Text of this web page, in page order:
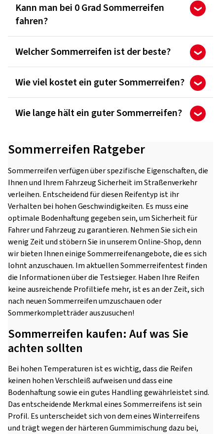
Kann man bei 0 Grad Sommerreifen
fahren?
Welcher Sommerreifen ist der beste?
Wie viel kostet ein guter Sommerreifen?
Wie lange hält ein guter Sommerreifen?
Sommerreifen Ratgeber
Sommerreifen verfügen über spezifische Eigenschaften, die
Ihnen und Ihrem Fahrzeug Sicherheit im Straßenverkehr
verleihen. Entscheidend für diesen Reifentyp ist ihr
Verhalten bei hohen Geschwindigkeiten. Es muss eine
optimale Bodenhaftung gegeben sein, um Sicherheit für
Fahrer und Fahrzeug zu garantieren. Nehmen Sie sich ein
wenig Zeit und stöbern Sie in unserem Online-Shop, denn
wir bieten Ihnen einige Sommerreifenangebote, die es sich
lohnt anzuschauen. Im aktuellen Sommerreifentest finden
die Informationen über die Testsieger. Haben Ihre Reifen
keine ausreichende Profiltiefe mehr, ist es an der Zeit, sich
nach neuen Sommerreifen umzuschauen oder
Sommerkompletträder auszusuchen!
Sommerreifen kaufen: Auf was Sie
achten sollten
Bei hohen Temperaturen ist es wichtig, dass die Reifen
keinen hohen Verschleiß aufweisen und dass eine
Bodenhaftung sowie ein gutes Handling gewährleistet sind.
Das entscheidende Merkmal eines Sommerreifens ist sein
Profil. Es unterscheidet sich von dem eines Winterreifens
und trägt wegen der härteren Gummimischung dazu bei,